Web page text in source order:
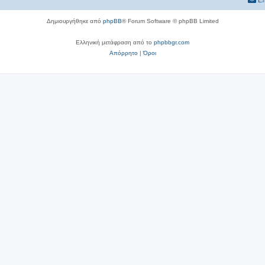
Δημιουργήθηκε από phpBB® Forum Software © phpBB Limited
Ελληνική μετάφραση από το phpbbgr.com
Απόρρητο|Όροι